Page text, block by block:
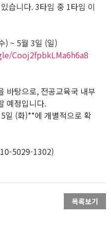
습니다. 3타임 중 1타임 이
) ~ 5월 3일 (일)
Cooj2fpbkLMa6h6a8
바탕으로, 전공교육국 내부
예정입니다.
일 (화)**에 개별적으로 확
5029-1302)
목록보기